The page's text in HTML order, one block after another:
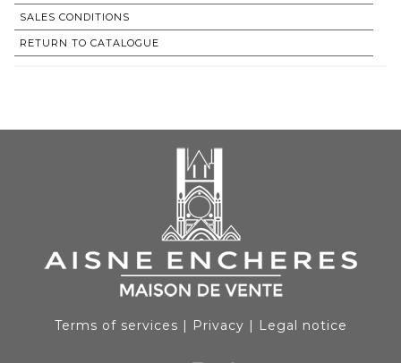
SALES CONDITIONS
RETURN TO CATALOGUE
Terms of services | Privacy | Legal notice